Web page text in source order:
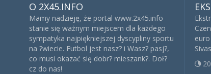
O 2X45.INFO
Mamy nadzieję, że portal www.2x45.info
stanie się ważnym miejscem dla każdego
sympatyka najpiękniejszej dyscypliny sportu
na ?wiecie. Futbol jest nasz? i Wasz? pasj?,
co musi okazać się dobr? mieszank?. Doł?
cz do nas!